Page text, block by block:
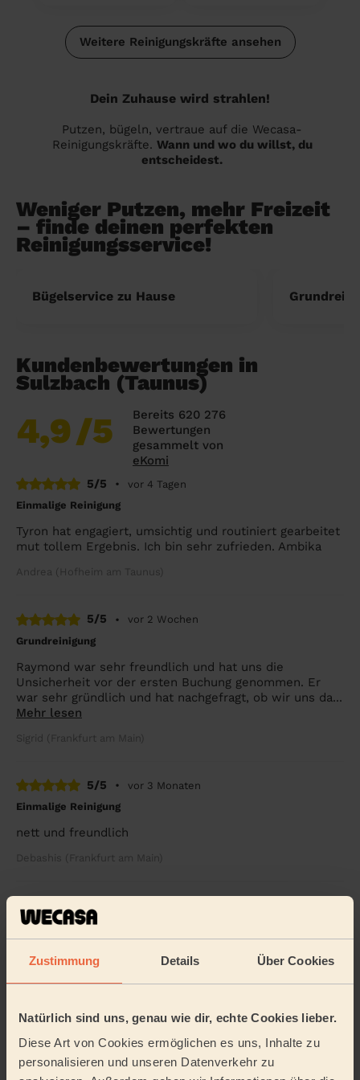
Zustimmung Details Über Cookies
Natürlich sind uns, genau wie dir, echte Cookies lieber.
Diese Art von Cookies ermöglichen es uns, Inhalte zu
personalisieren und unseren Datenverkehr zu
Weitere Reinigungskräfte ansehen
Dein Zuhause wird strahlen!
Putzen, bügeln, vertraue auf die Wecasa-
Reinigungskräfte. Wann und wo du willst, du
entscheidest.
Weniger Putzen, mehr Freizeit
– finde deinen perfekten
Reinigungsservice!
Bügelservice zu Hause
Kundenbewertungen in
Sulzbach (Taunus)
4,9/5
Bereits 620 276
Bewertungen
gesammelt von
eKomi
5/5
•
vor 4 Tagen
Einmalige Reinigung
Tyron hat engagiert, umsichtig und routiniert gearbeitet
mut tollem Ergebnis. Ich bin sehr zufrieden. Ambika
Andrea (Hofheim am Taunus)
5/5 •
vor 2 Wochen
Grundreinigung
Raymond war sehr freundlich und hat uns die
Unsicherheit vor der ersten Buchung genommen. Er
war sehr gründlich und hat nachgefragt, ob wir uns da...
Mehr lesen
Sigrid (Frankfurt am Main)
5/5 •
vor 3 Monaten
Einmalige Reinigung
nett und freundlich
Debashis (Frankfurt am Main)
Einmalige Reinigung
sehr freundlich und competent
5/5 •
vor 2 Wochen
Regelmäßige Reinigung
Jennifer war super effizient, rücksichtsvoll und